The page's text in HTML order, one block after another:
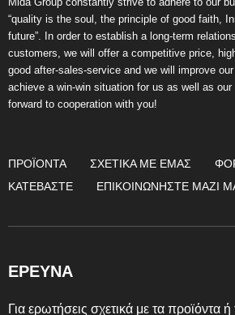
“quality is the soul, the principle of good faith,
future”. In order to establish a long-term
customers, we will offer a competitive price,
good after-sales-service and we will improve
achieve a win-win situation for us as well as
forward to cooperation with you!
ΠΡΟΪΌΝΤΑ ΣΧΕΤΙΚΆ ΜΕ ΕΜΆΣ
ΚΑΤΕΒΆΣΤΕ
ΕΠΙΚΟΙΝΩΝΉΣΤΕ ΜΑΖΊ
ΕΡΕΥΝΑ
Για ερωτήσεις σχετικά με τα προϊόντα